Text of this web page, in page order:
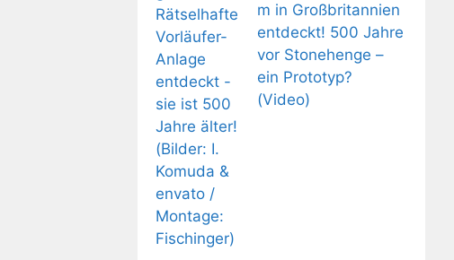
m in Großbritannien
entdeckt! 500 Jahre
vor Stonehenge –
ein Prototyp?
(Video)